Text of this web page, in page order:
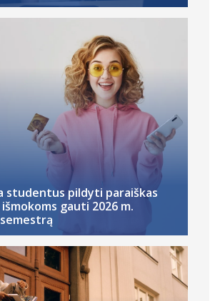
studentus pildyti paraiškas
gauti 2026 m.